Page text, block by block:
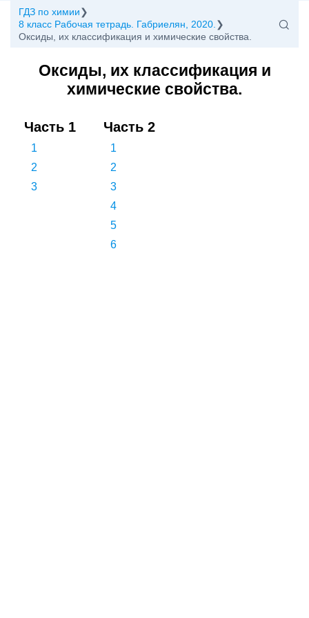
ГДЗ по химии
8 класс Рабочая тетрадь. Габриелян, 2020.
Оксиды, их классификация и химические свойства.
Оксиды, их классификация и
химические свойства.
Часть 1
1
2
3
Часть 2
1
2
3
4
5
6